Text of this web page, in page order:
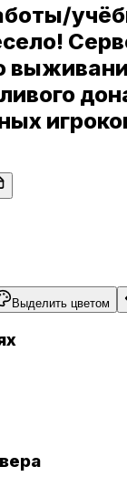
Выделить цветом